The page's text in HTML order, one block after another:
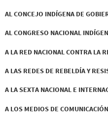
AL CONCEJO INDÍGENA DE
AL CONGRESO NACIONAL
A LA RED NACIONAL CONTRA LA
A LAS REDES DE REBELDÍA Y
A LA SEXTA NACIONAL E
A LOS MEDIOS DE COMUNICACIÓN